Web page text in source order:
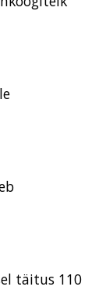
täitus 110